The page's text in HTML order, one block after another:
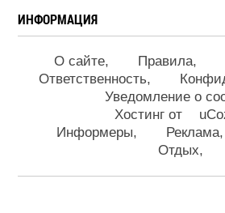
ИНФОРМАЦИЯ
О сайте Правила
Ответственность
Уведомление о
Хостинг от
Информеры
Реклама
Отдых